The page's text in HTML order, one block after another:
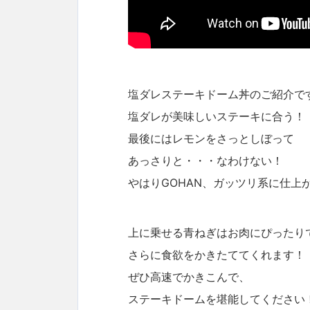
塩ダレステーキドーム丼のご紹介で
塩ダレが美味しいステーキに合う！
最後にはレモンをさっとしぼって
あっさりと・・・なわけない！
やはりGOHAN、ガッツリ系に仕上
上に乗せる青ねぎはお肉にぴったり
さらに食欲をかきたててくれます！
ぜひ高速でかきこんで、
ステーキドームを堪能してください